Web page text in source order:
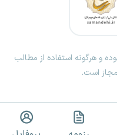
و هرگونه استفاده از مطالب
است.